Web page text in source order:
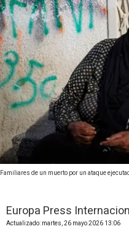
Familiares de un muerto por un ataque
Europa Press
Actualizado: martes, 26 mayo 2026 13:06